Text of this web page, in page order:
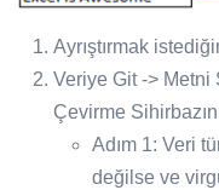
Ayrıştırmak
Veriye Git -> Metni
Çevirme
Adım 1: Veri
değilse ve